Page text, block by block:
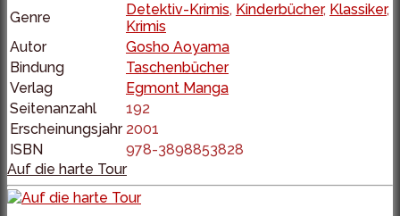
Genre
Detektiv-Krimis, Kinderbücher, Klassiker,
Krimis
Autor
Gosho Aoyama
Bindung
Taschenbücher
Verlag
Egmont Manga
Seitenanzahl
192
Erscheinungsjahr 2001
ISBN
978-3898853828
Auf die harte Tour